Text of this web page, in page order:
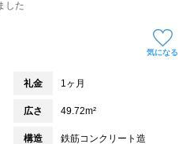
した
気になる
礼金 1ヶ月
広さ 49.72m²
構造 鉄筋コンクリート造